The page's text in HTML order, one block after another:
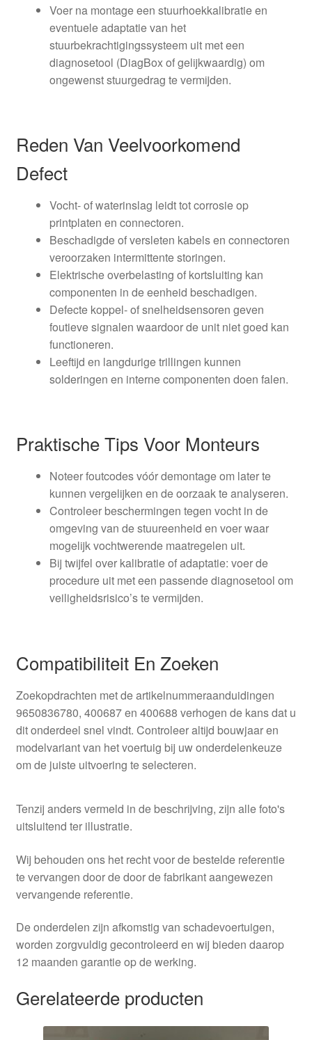
Voer na montage een stuurhoekkalibratie en
eventuele adaptatie van het
stuurbekrachtigingssysteem uit met een
diagnosetool (DiagBox of gelijkwaardig) om
ongewenst stuurgedrag te vermijden.
Reden Van Veelvoorkomend
Defect
Vocht- of waterinslag leidt tot corrosie op
printplaten en connectoren.
Beschadigde of versleten kabels en connectoren
veroorzaken intermittente storingen.
Elektrische overbelasting of kortsluiting kan
componenten in de eenheid beschadigen.
Defecte koppel- of snelheidsensoren geven
foutieve signalen waardoor de unit niet goed kan
functioneren.
Leeftijd en langdurige trillingen kunnen
solderingen en interne componenten doen falen.
Praktische Tips Voor Monteurs
Noteer foutcodes vóór demontage om later te
kunnen vergelijken en de oorzaak te analyseren.
Controleer beschermingen tegen vocht in de
omgeving van de stuureenheid en voer waar
mogelijk vochtwerende maatregelen uit.
Bij twijfel over kalibratie of adaptatie: voer de
procedure uit met een passende diagnosetool om
veiligheidsrisico’s te vermijden.
Compatibiliteit En Zoeken
Zoekopdrachten met de artikelnummeraanduidingen
9650836780, 400687 en 400688 verhogen de kans dat u
dit onderdeel snel vindt. Controleer altijd bouwjaar en
modelvariant van het voertuig bij uw onderdelenkeuze
om de juiste uitvoering te selecteren.
Tenzij anders vermeld in de beschrijving, zijn alle foto's
uitsluitend ter illustratie.
Wij behouden ons het recht voor de bestelde referentie
te vervangen door de door de fabrikant aangewezen
vervangende referentie.
De onderdelen zijn afkomstig van schadevoertuigen,
worden zorgvuldig gecontroleerd en wij bieden daarop
12 maanden garantie op de werking.
Gerelateerde producten